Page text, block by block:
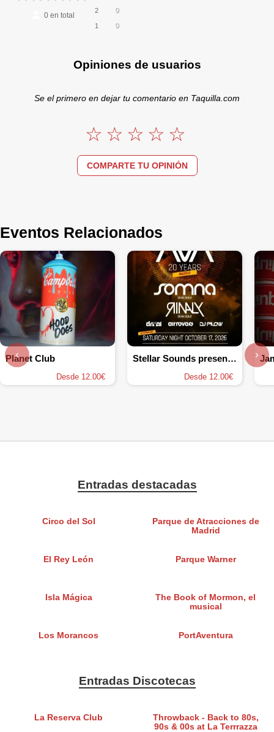
0en total
2 0
1 0
Opiniones de usuarios
Se el primero en dejar tu comentario en Taquilla.com
COMPARTE TU OPINIÓN
Eventos Relacionados
Planet Club
Desde 12.00€
Stellar Sounds presenta AVA Night
Desde 12.00€
‹ ›
Entradas destacadas
Circo del Sol
Parque de Atracciones de
Madrid
El Rey León Parque Warner
Isla Mágica
The Book of Mormon, el
musical
Los Morancos PortAventura
Entradas Discotecas
La Reserva Club
Throwback - Back to 80s,
90s & 00s at La Terrrazza